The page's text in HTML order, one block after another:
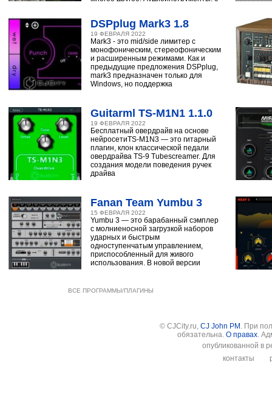
DSPplug Mark3 1.8
19 ФЕВРАЛЯ 2022
Mark3 - это mid/side лимитер с
монофоническим, стереофоническим
и расширенным режимами. Как и
предыдущие предложения DSPplug,
mark3 предназначен только для
Windows, но поддержка
Guitarml TS-M1N1 1.1.0
19 ФЕВРАЛЯ 2022
Бесплатный овердрайв на основе
нейросетиTS-M1N3 — это гитарный
плагин, клон классической педали
овердрайва TS-9 Tubescreamer. Для
создания модели поведения ручек
драйва
Fanan Team Yumbu 3
15 ФЕВРАЛЯ 2022
Yumbu 3 — это барабанный сэмплер
с молниеносной загрузкой наборов
ударных и быстрым
одноступенчатым управлением,
приспособленный для живого
использования. В новой версии
ВСЕ ПРОГРАММЫ/ПЛАГИНЫ
© CJCity.ru, CJ John PM . При
обязательна. О правах.
опубликованной в
контакты